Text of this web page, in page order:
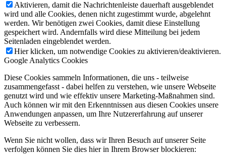
Aktivieren, damit die Nachrichtenleiste dauerhaft ausgeblendet
wird und alle Cookies, denen nicht zugestimmt wurde, abgelehnt
werden. Wir benötigen zwei Cookies, damit diese Einstellung
gespeichert wird. Andernfalls wird diese Mitteilung bei jedem
Seitenladen eingeblendet werden.
Hier klicken, um notwendige Cookies zu aktivieren/deaktivieren.
Google Analytics Cookies
Diese Cookies sammeln Informationen, die uns - teilweise
zusammengefasst - dabei helfen zu verstehen, wie unsere Webseite
genutzt wird und wie effektiv unsere Marketing-Maßnahmen sind.
Auch können wir mit den Erkenntnissen aus diesen Cookies unsere
Anwendungen anpassen, um Ihre Nutzererfahrung auf unserer
Webseite zu verbessern.
Wenn Sie nicht wollen, dass wir Ihren Besuch auf unserer Seite
verfolgen können Sie dies hier in Ihrem Browser blockieren: